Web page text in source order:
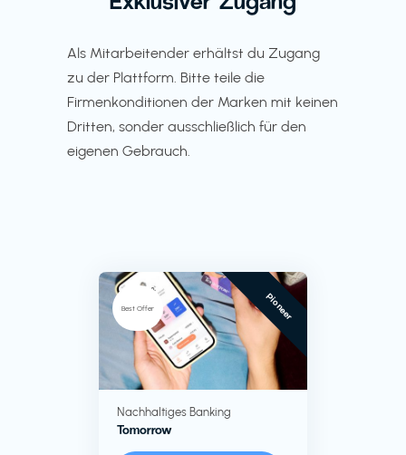
Als Mitarbeitender erhältst du Zugang
zu der Plattform. Bitte teile die
Firmenkonditionen der Marken mit keinen
Dritten, sonder ausschließlich für den
eigenen Gebrauch.
Best Offer Pioneer
Nachhaltiges Banking
Tomorrow